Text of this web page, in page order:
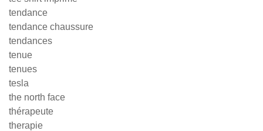
tendance
tendance chaussure
tendances
tenue
tenues
tesla
the north face
thérapeute
therapie